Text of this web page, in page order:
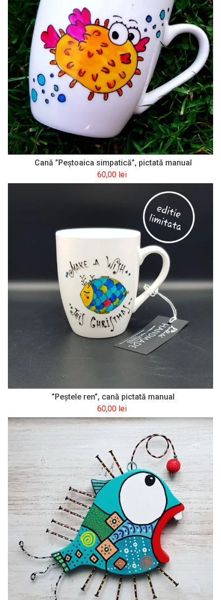
Cană ”Peștoaica simpatică”, pictată manual
60,00 lei
”Peștele ren”, cană pictată manual
60,00 lei